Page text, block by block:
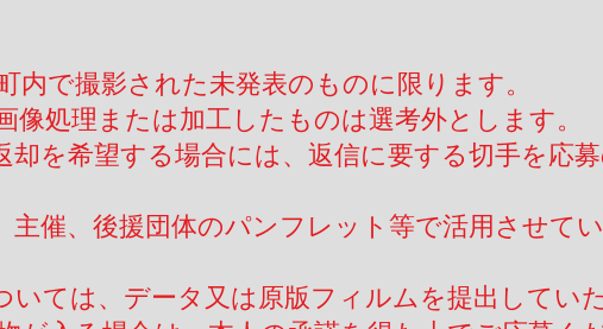
内で撮影された未発表のものに限ります。
像処理または加工したものは選考外とします。
却を希望する場合には、返信に要する切手を応
主催、後援団体のパンフレット等で活用させて
いては、データ又は原版フィルムを提出してい